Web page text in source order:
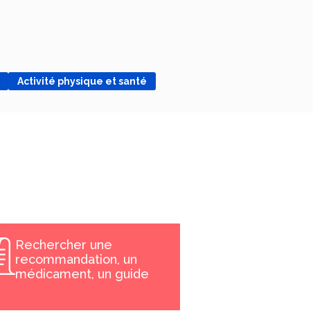
Activité physique et santé
Rechercher une
recommandation, un
médicament, un guide